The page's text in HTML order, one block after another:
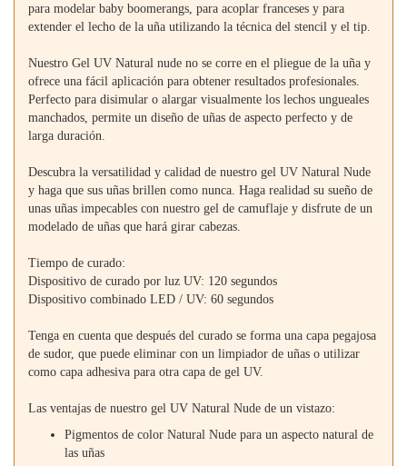
para modelar baby boomerangs, para acoplar franceses y para
extender el lecho de la uña utilizando la técnica del stencil y el tip.
Nuestro Gel UV Natural nude no se corre en el pliegue de la uña y
ofrece una fácil aplicación para obtener resultados profesionales.
Perfecto para disimular o alargar visualmente los lechos ungueales
manchados, permite un diseño de uñas de aspecto perfecto y de
larga duración.
Descubra la versatilidad y calidad de nuestro gel UV Natural Nude
y haga que sus uñas brillen como nunca. Haga realidad su sueño de
unas uñas impecables con nuestro gel de camuflaje y disfrute de un
modelado de uñas que hará girar cabezas.
Tiempo de curado:
Dispositivo de curado por luz UV: 120 segundos
Dispositivo combinado LED / UV: 60 segundos
Tenga en cuenta que después del curado se forma una capa pegajosa
de sudor, que puede eliminar con un limpiador de uñas o utilizar
como capa adhesiva para otra capa de gel UV.
Las ventajas de nuestro gel UV Natural Nude de un vistazo:
Pigmentos de color Natural Nude para un aspecto natural de
las uñas